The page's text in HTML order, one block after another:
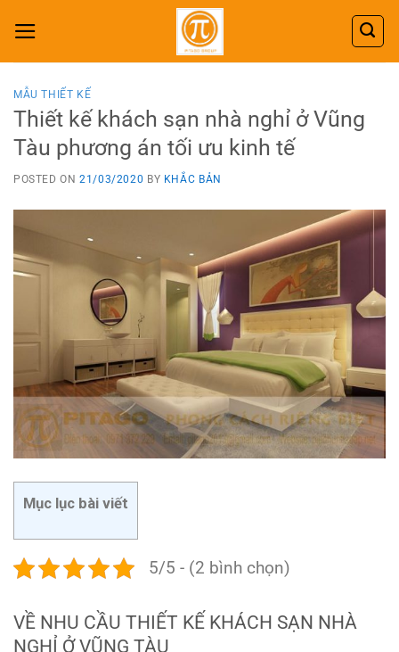
content
MẪU THIẾT KẾ
Thiết kế khách sạn nhà nghỉ ở Vũng
Tàu phương án tối ưu kinh tế
POSTED ON21/03/2020 BY KHẮC BẢN
Mục lục bài viết
5/5 - (2 bình chọn)
VỀ NHU CẦU THIẾT KẾ KHÁCH SẠN NHÀ
NGHỈ Ở VŨNG TÀU